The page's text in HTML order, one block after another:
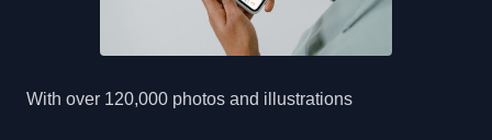
With over 120,000 photos and illustrations